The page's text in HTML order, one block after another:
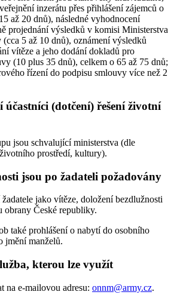
inzerátu přes přihlášení zájemců o
až 20 dnů), následné vyhodnocení
projednání výsledků v komisi Ministerstva
5 až 10 dnů), oznámení výsledků
vítěze a jeho dodání dokladů pro
(10 plus 35 dnů), celkem o 65 až 75 dnů;
řízení do podpisu smlouvy více než 2
účastníci (dotčení) řešení životní
jsou schvalující ministerstva (dle
prostředí, kultury).
jsou po žadateli požadovány
jako vítěze, doložení bezdlužnosti
obrany České republiky.
také prohlášení o nabytí do osobního
jmění manželů.
kterou lze využít
na e-mailovou adresu: onnm@army.cz.